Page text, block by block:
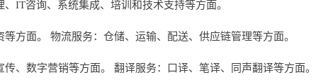
IT咨询、系统集成、培训和技术支持等方面。
方面。 物流服务：仓储、运输、配送、供应链管理等方面。
、数字营销等方面。 翻译服务：口译、笔译、同声翻译等方面。